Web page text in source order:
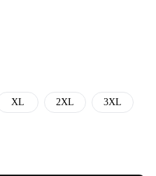
XL 2XL 3XL